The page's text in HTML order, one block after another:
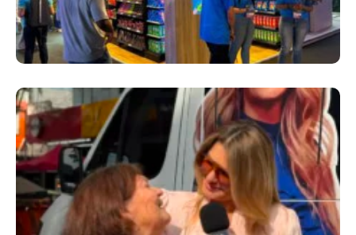
​Segurança Pública Lidera Queixas De
Moradores Do Rio Em Escuta Promovida Por
Antônia Fontenelle